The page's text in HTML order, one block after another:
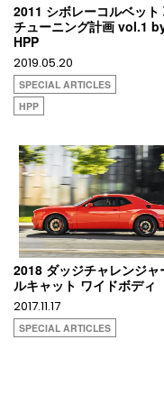
2011 シボレーコルベット
チューニング計画 vol.1
HPP
2019.05.20
SPECIAL ARTICLES
HPP
2018 ダッジチャレンジャ
ルキャット ワイドボディ
2017.11.17
SPECIAL ARTICLES